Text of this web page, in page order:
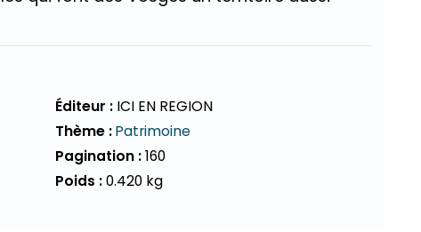
Éditeur : ICI EN REGION
Thème :Patrimoine
Pagination :160
Poids :0.420 kg